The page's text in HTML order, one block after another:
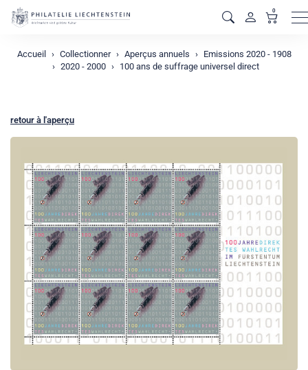
0
Accueil Collectionner Aperçus annuels
Emissions 2020 - 1908
2020 - 2000
100 ans de suffrage universel direct
retour à l'aperçu